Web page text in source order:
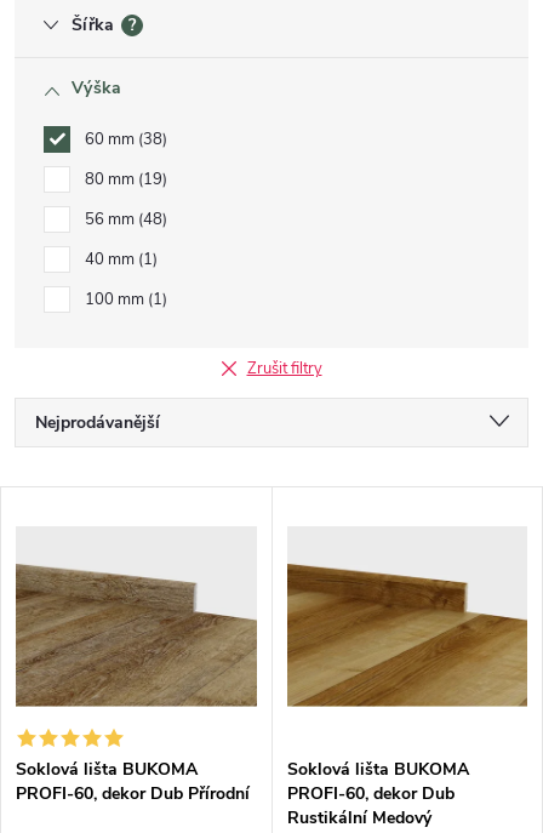
Šířka ?
Výška
60 mm 38
80 mm 19
56 mm 48
40 mm 1
100 mm 1
Zrušit filtry
Řazení produktů
Nejprodávanější
Abecedně
Soklová lišta BUKOMA
PROFI-60, dekor Dub Přírodní
Soklová lišta BUKOMA
PROFI-60, dekor Dub
Rustikální Medový